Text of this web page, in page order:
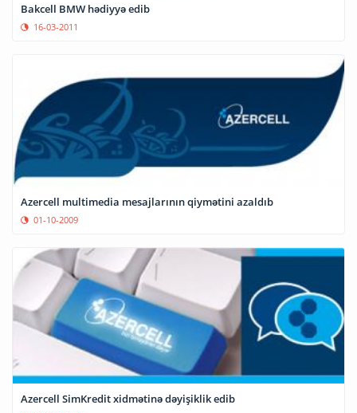
Bakcell BMW hədiyyə edib
16-03-2011
Azercell multimedia mesajlarının qiymətini azaldıb
01-10-2009
Azercell SimKredit xidmətinə dəyişiklik edib